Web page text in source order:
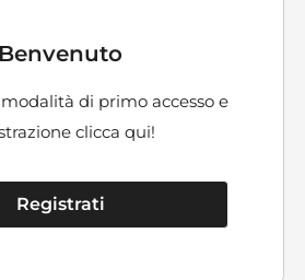
Benvenuto
di primo accesso e
clicca qui!
Registrati